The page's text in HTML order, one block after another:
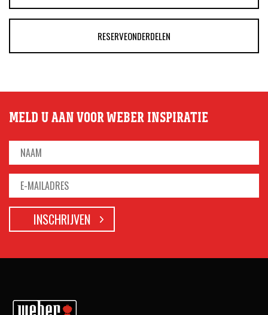
RESERVEONDERDELEN
MELD U AAN VOOR WEBER INSPIRATIE